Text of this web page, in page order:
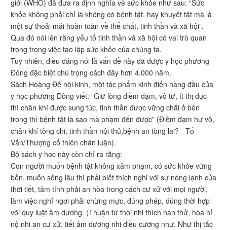
giới (WHO) đã đưa ra định nghĩa về sức khỏe như sau: “Sức
khỏe không phải chỉ là không có bệnh tật, hay khuyết tật mà là
một sự thoải mái hoàn toàn về thể chất, tinh thần và xã hội”.
Qua đó nói lên rằng yếu tố tinh thần và xã hội có vai trò quan
trọng trong việc tạo lập sức khỏe của chúng ta.
Tuy nhiên, điều đáng nói là vấn đề này đã được y học phương
Đông đặc biệt chú trọng cách đây hơn 4.000 năm.
Sách Hoàng Đế nội kinh, một tác phẩm kinh điển hàng đầu của
y học phương Đông viết: “Giữ lòng điềm đạm, vô tư, ít thị dục
thì chân khí được sung túc, tinh thần được vững chãi ở bên
trong thì bệnh tật là sao mà phạm đến được” (Điềm đạm hư vô,
chân khí tòng chi, tinh thần nội thủ,bệnh an tòng lai? - Tố
Vấn/Thượng cổ thiên chân luận).
Bộ sách y học này còn chỉ ra rằng:
Con người muốn bệnh tật không xâm phạm, có sức khỏe vững
bền, muốn sống lâu thì phải biết thích nghi với sự nóng lạnh của
thời tiết, tâm tính phải an hòa trong cách cư xử với mọi người,
làm việc nghỉ ngơi phải chừng mực, đúng phép, đúng thời hợp
với quy luật âm dương. (Thuận tứ thời nhi thích hàn thử, hòa hỉ
nộ nhi an cư xử, tiết âm dương nhi điều cương như. Như thị tắc